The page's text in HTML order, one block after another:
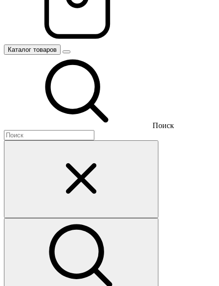
Каталог товаров
Поиск